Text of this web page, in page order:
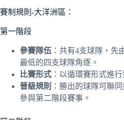
賽制規則-大洋洲區：
第一階段
參賽隊伍 ：共有4支球隊，先
最低的四支球隊角逐。
比賽形式 ：以循環賽形式進行
晉級規則
：勝出的球隊可聯
參與第二階段賽事。